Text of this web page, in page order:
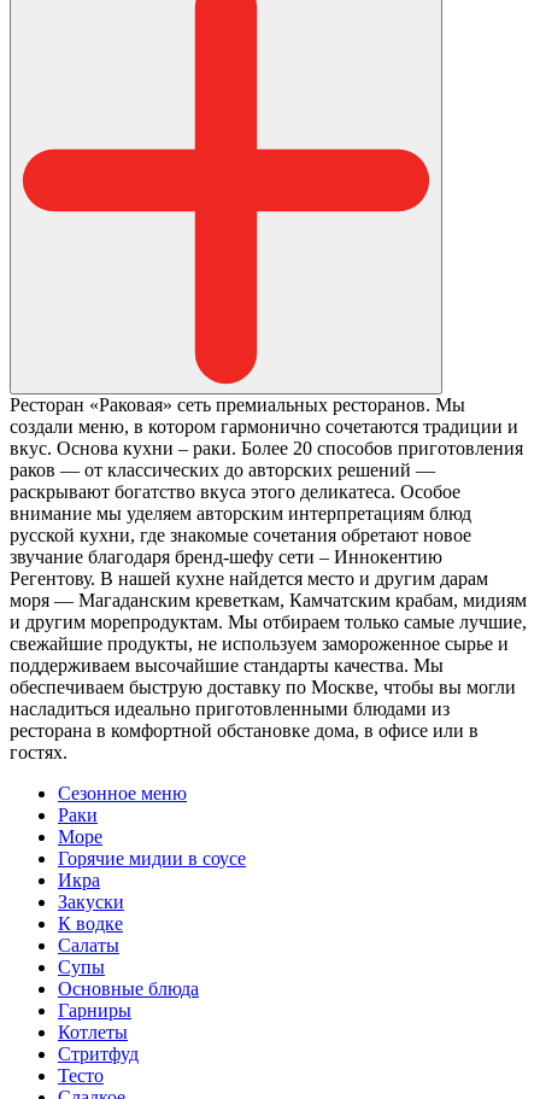
Ресторан «Раковая» сеть премиальных ресторанов. Мы
создали меню, в котором гармонично сочетаются традиции и
вкус. Основа кухни – раки. Более 20 способов приготовления
раков — от классических до авторских решений —
раскрывают богатство вкуса этого деликатеса. Особое
внимание мы уделяем авторским интерпретациям блюд
русской кухни, где знакомые сочетания обретают новое
звучание благодаря бренд-шефу сети – Иннокентию
Регентову. В нашей кухне найдется место и другим дарам
моря — Магаданским креветкам, Камчатским крабам, мидиям
и другим морепродуктам. Мы отбираем только самые лучшие,
свежайшие продукты, не используем замороженное сырье и
поддерживаем высочайшие стандарты качества. Мы
обеспечиваем быструю доставку по Москве, чтобы вы могли
насладиться идеально приготовленными блюдами из
ресторана в комфортной обстановке дома, в офисе или в
гостях.
Сезонное меню
Раки
Море
Горячие мидии в соусе
Икра
Закуски
К водке
Салаты
Супы
Основные блюда
Гарниры
Котлеты
Стритфуд
Тесто